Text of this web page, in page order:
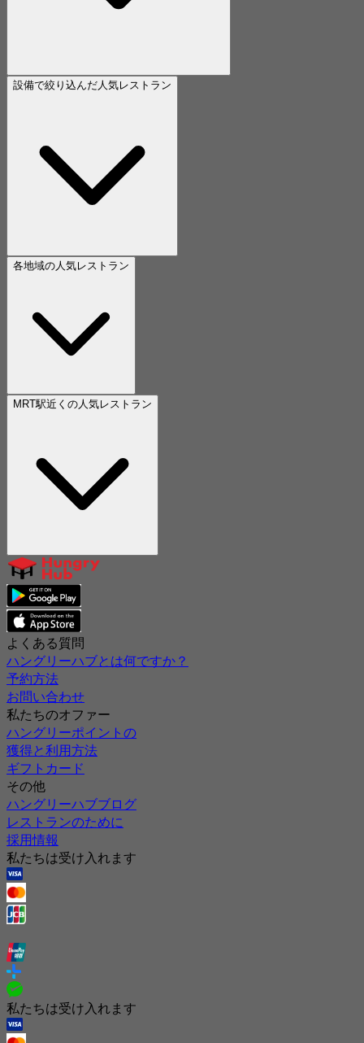
設備で絞り込んだ人気レストラン
各地域の人気レストラン
MRT駅近くの人気レストラン
よくある質問
ハングリーハブとは何ですか？
予約方法
お問い合わせ
私たちのオファー
ハングリーポイントの
獲得と利用方法
ギフトカード
その他
ハングリーハブブログ
レストランのために
採用情報
私たちは受け入れます
私たちは受け入れます